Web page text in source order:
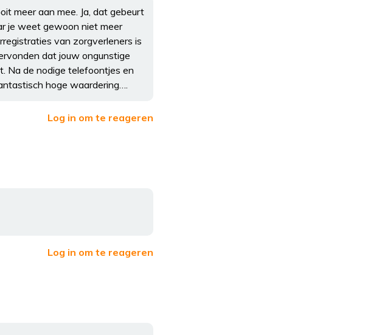
meer aan mee. Ja, dat gebeurt
je weet gewoon niet meer
van zorgverleners is
dat jouw ongunstige
Na de nodige telefoontjes en
hoge waardering….
Log in om te reageren
Log in om te reageren